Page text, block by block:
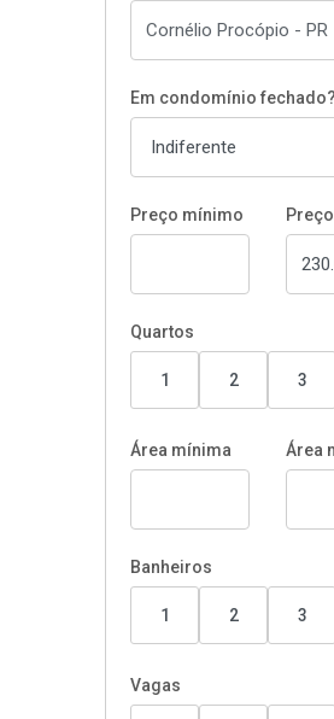
Em condomínio fechado?
Preço mínimo
Quartos
1 2 3
Área mínima Área
Banheiros
1 2 3
Vagas